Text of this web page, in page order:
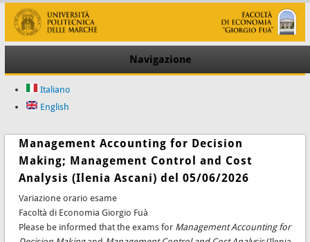
Navigazione
Italiano
English
Management Accounting for Decision
Making; Management Control and Cost
Analysis (Ilenia Ascani) del 05/06/2026
Variazione orario esame
Facoltà di Economia Giorgio Fuà
Please be informed that the exams for Management Accounting for